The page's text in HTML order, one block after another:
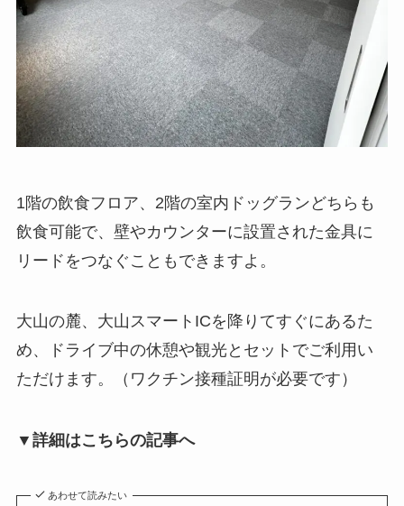
1階の飲食フロア、2階の室内ドッグランどちらも
飲食可能で、壁やカウンターに設置された金具に
リードをつなぐこともできますよ。
大山の麓、大山スマートICを降りてすぐにあるた
め、ドライブ中の休憩や観光とセットでご利用い
ただけます。（ワクチン接種証明が必要です）
▼詳細はこちらの記事へ
あわせて読みたい